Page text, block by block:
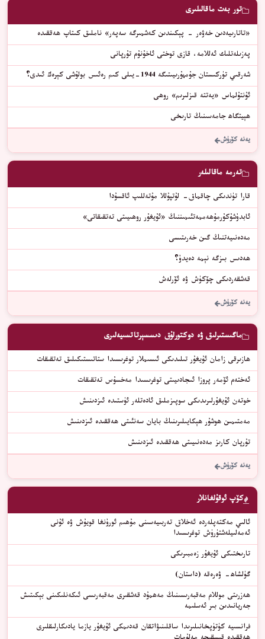
تور بەت ماقالىلىرى
«ﺗﺎﺗﺎﺭﯨﻴﻪﺩﯨﻦ ﺧﻪﯞﻩﺭ – ﭘﯧﻜﯩﻨﺪﯨﻦ ﻛﻪﺷﻤﯩﺮﮔﻪ ﺳﻪﭘﻪﺭ» ﻧﺎﻣﻠﯩﻖ ﻛﯩﺘﺎﭖ ﮬﻪﻗﻘﯩﺪﻩ
پەزىلەتلىك ئەللامە، قازى توختى ئاخۇنۇم تۇرپانى
شەرقىي تۈركىستان جۇمھۇرىيىتىگە 1944-يىلى كىم رەئىس بولۇشى كېرەك ئىدى؟
ﺋﯘﻧﺘﯘﻟﻤﺎﺱ «ﻳﻪﺗﺘﻪ ﻗﯩﺰﻟﯩﺮﯨﻢ» ﺭﻭﮬﻰ
ﮬﯧﻴﺘﮕﺎﮬ ﺟﺎﻣﻪﺳﯩﻨﯩﯔ ﺗﺎﺭﯨﺨﻰ
يەنە كۆرۈش
تەرمە ماقالىلەر
قارا تۈندىكى چاقماق- لۇتپۇللا مۇتەللىپ ئاقسۇدا
ئابدۇشۇكۇرمۇھەممەتئىمىننىڭ «ئۇيغۇر روھىيىتى تەتقىقاتى»
مەدەنىيەتنىڭ گىن خەرىتىسى
ھەدىس بىزگە نېمە دەيدۇ؟
قەشقەردىكى چۆكۈش ۋە ئۆرلەش
يەنە كۆرۈش
ماگىستىرلىق ۋە دوكتورلۇق دىسسېرتاتسىيەلىرى
ھازىرقى زامان ئۇيغۇر تىلىدىكى ئىسىملار توغرىسىدا ستاتىستىكىلىق تەتقىقات
ئەختەم ئۆمەر پروزا ئىجادىيىتى توغرىسىدا مەخسۇس تەتقىقات
خوتەن ئۇيغۇرلىرىدىكى سوپىزملىق ئادەتلەر ئۈستىدە ئىزدىنىش
مەمتىمىن ھوشۇر ھېكايىلىرىنىڭ بايان سەنئىتى ھەققىدە ئىزدىنىش
تۇرپان كارىز مەدەنىيىتى ھەققىدە ئىزدىنىش
يەنە كۆرۈش
كۆپ ئوقۇلغانلار
ئالىي مەكتەپلەردە ئەخلاق تەربىيەسىنى مۇھىم ئورۇنغا قويۇش ۋە ئۇنى
ئەمەلىيلەشتۈرۈش توغرىسىدا
ﺗﺎﺭﯨﺨﺘﯩﻜﻰ ﺋﯘﻳﻐﯘﺭ ﺯﻩﻣﺒﯩﺮﯨﻜﻰ
گۈلشاھ- ۋەرەقە (داستان)
ھەزرىتى موللام مەقبەرىسىنىڭ مەھمۇد قەشقىرى مەقبەرىسى ئىكەنلىكىنى بېكىتىش
جەريانىدىن بىر ئەسلىمە
فرانسىيە كۈتۈپخانىلىرىدا ساقلىنىۋاتقان قەدىمكى ئۇيغۇر يازما يادىكارلىقلىرى